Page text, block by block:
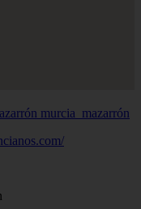
murcia_mazarrón